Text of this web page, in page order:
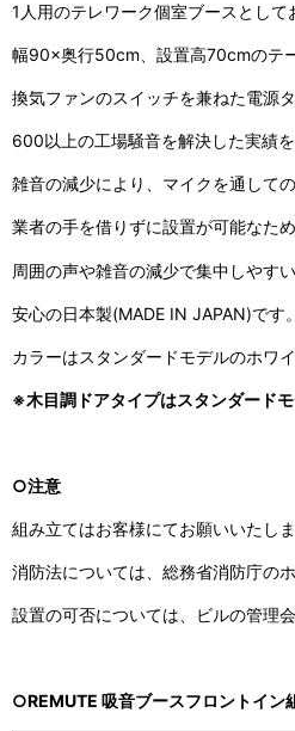
1人用のテレワーク個室ブースとして
幅90×奥行50cm、設置高70cmのテ
換気ファンのスイッチを兼ねた電源
600以上の工場騒音を解決した実績
雑音の減少により、マイクを通して
業者の手を借りずに設置が可能なた
周囲の声や雑音の減少で集中しやす
安心の日本製(MADE IN JAPAN)です。
カラーはスタンダードモデルのホワ
※木目調ドアタイプはスタンダードモ
○注意
組み立てはお客様にてお願いいた
消防法については、総務省消防庁の
設置の可否については、ビルの管理
○REMUTE 吸音ブースフロントイン